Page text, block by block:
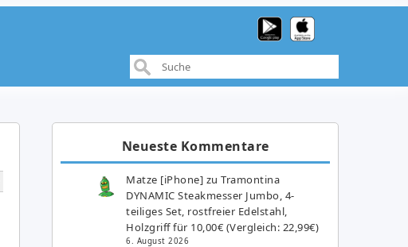
Neueste Kommentare
Matze [iPhone] zuTramontina
DYNAMIC Steakmesser Jumbo, 4-
teiliges Set, rostfreier Edelstahl,
Holzgriff für 10,00€ (Vergleich: 22,99€)
6. August 2026